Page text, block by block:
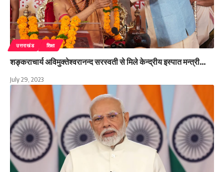
उत्तराखंड शिक्षा
शङ्कराचार्य अविमुक्तेश्वरानन्द सरस्वती से मिले केन्द्रीय इस्पात मन्त्री…
July 29, 2023